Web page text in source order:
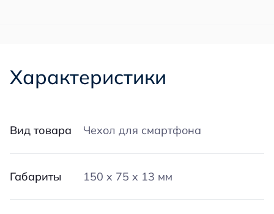
Характеристики
Вид товара Чехол для смартфона
Габариты 150 x 75 x 13 мм